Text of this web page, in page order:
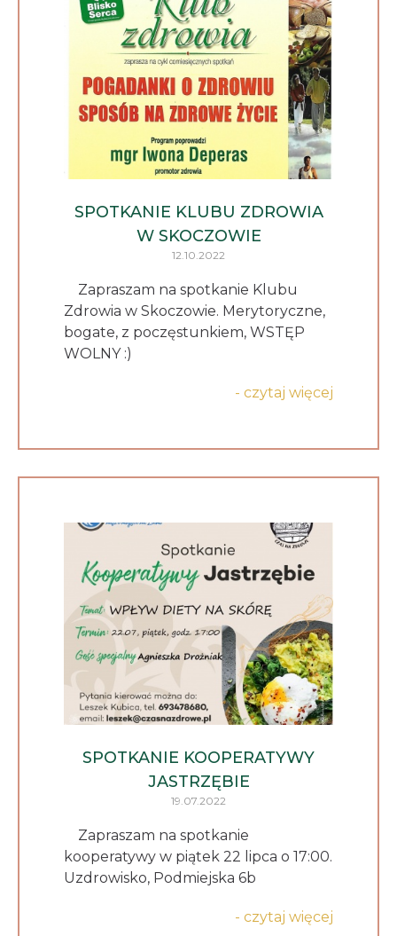
SPOTKANIE KLUBU ZDROWIA
W SKOCZOWIE
12.10.2022
Zapraszam na spotkanie Klubu
Zdrowia w Skoczowie. Merytoryczne,
bogate, z poczęstunkiem, WSTĘP
WOLNY :)
- czytaj więcej
SPOTKANIE KOOPERATYWY
JASTRZĘBIE
19.07.2022
Zapraszam na spotkanie
kooperatywy w piątek 22 lipca o 17:00.
Uzdrowisko, Podmiejska 6b
- czytaj więcej